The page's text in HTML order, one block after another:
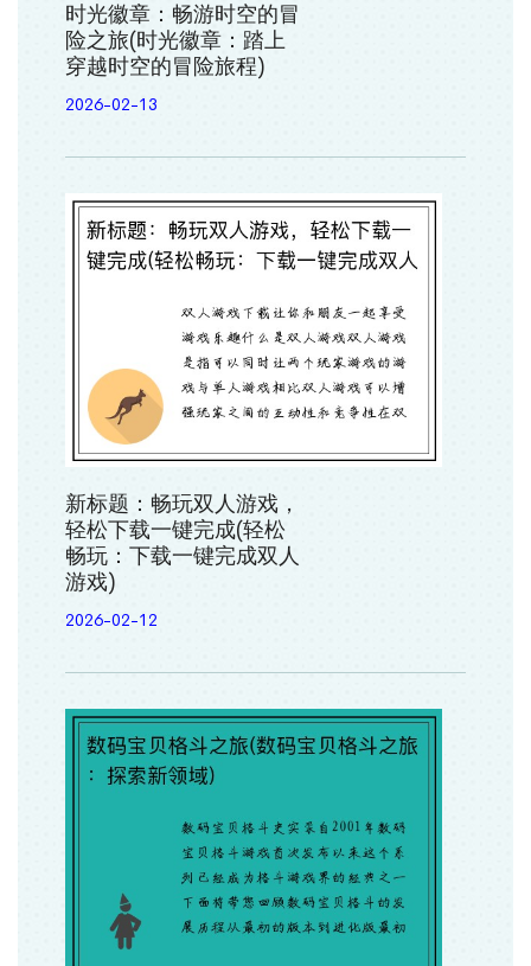
时光徽章：畅游时空的冒
险之旅(时光徽章：踏上
穿越时空的冒险旅程)
2026-02-13
新标题：畅玩双人游戏，
轻松下载一键完成(轻松
畅玩：下载一键完成双人
游戏)
2026-02-12